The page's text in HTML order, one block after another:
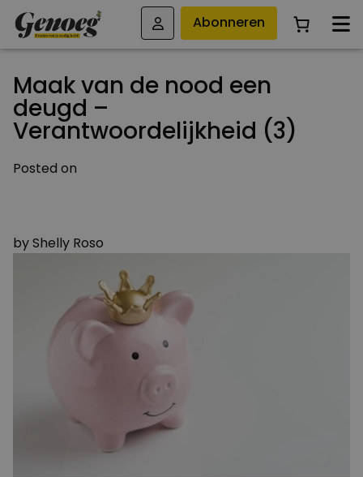
Abonneren
Maak van de nood een
deugd –
Verantwoordelijkheid (3)
Posted on
byShelly Roso